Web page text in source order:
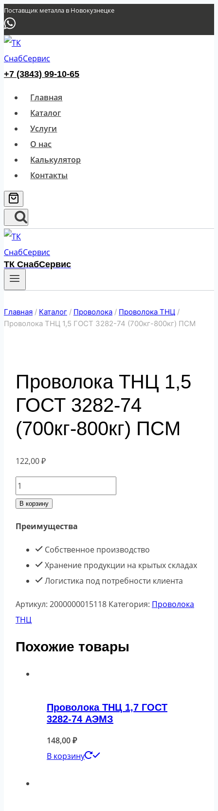
Перейти
к
содержимому
Поставщик металла в Новокузнецке
+7 (3843) 99-10-65
Главная
Каталог
Услуги
О нас
Калькулятор
Контакты
ТК СнабСервис
Главная / Каталог / Проволока / Проволока ТНЦ /
Проволока ТНЦ 1,5 ГОСТ 3282-74 (700кг-800кг) ПСМ
Проволока ТНЦ 1,5
ГОСТ 3282-74
(700кг-800кг) ПСМ
122,00₽
Количество
товара
ТНЦ
ГОСТ
3282-
(700кг-800кг)
ПСМ
В корзину
Преимущества
Собственное производство
Хранение продукции на крытых складах
Логистика под потребности клиента
Артикул: 2000000015118 Категория: Проволока
ТНЦ
Похожие товары
Проволока ТНЦ 1,7 ГОСТ
3282-74 АЭМЗ
148,00₽
В корзину